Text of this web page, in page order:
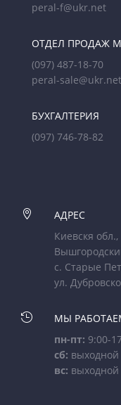
peral-f@ukr.net
ОТДЕЛ ПРОДАЖ
(097) 487-18-70
peral-sale@ukr.net
БУХГАЛТЕРИЯ
(097) 746-78-82

АДРЕС
Киевскя обл.,
с. Старые
ул.

МЫ
пн-пт: 9:00-
сб: выходной
вс: выходной